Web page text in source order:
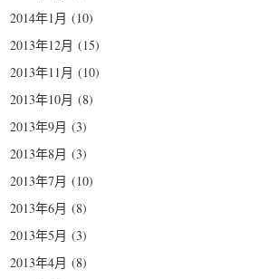
2014年1月 (10)
2013年12月 (15)
2013年11月 (10)
2013年10月 (8)
2013年9月 (3)
2013年8月 (3)
2013年7月 (10)
2013年6月 (8)
2013年5月 (3)
2013年4月 (8)